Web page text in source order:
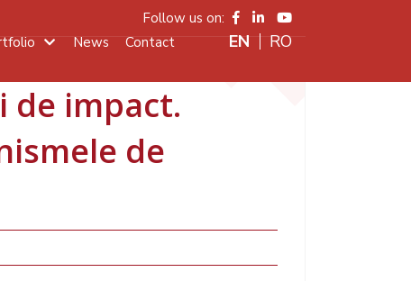
Follow us on:
News Contact ENGLISH
RO
în primul
de impact.
de